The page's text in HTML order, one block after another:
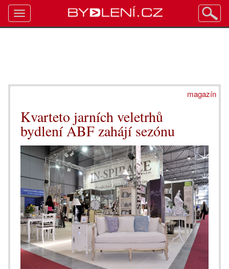
magazín
Kvarteto jarních veletrhů
bydlení ABF zahájí sezónu
Toggle
navigation